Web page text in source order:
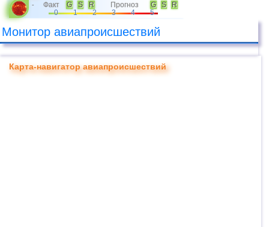
- Факт G S R Прогноз G S
R
0
1 2 3 4 5
Монитор авиапроисшествий
Карта-навигатор авиапроисшествий